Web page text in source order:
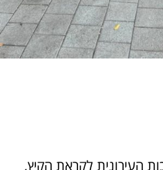
העירונית לקראת הקיץ,